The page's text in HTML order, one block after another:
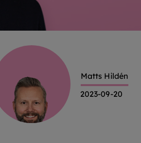
Matts Hildén
2023-09-20